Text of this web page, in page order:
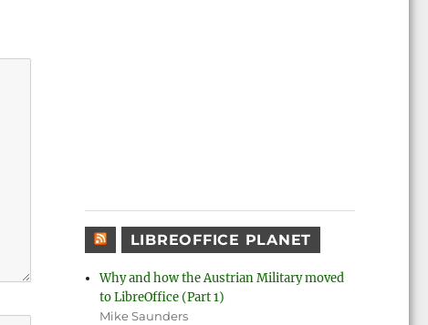
LIBREOFFICE PLANET
Why and how the Austrian Military moved
to LibreOffice (Part 1)
Mike Saunders